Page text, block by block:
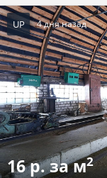
UP 4 дня назад
16 р. за м2